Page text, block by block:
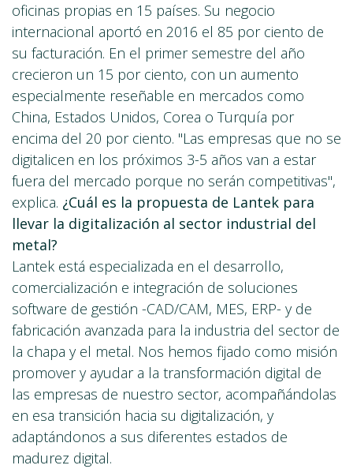
oficinas propias en 15 países. Su negocio
internacional aportó en 2016 el 85 por ciento de
su facturación. En el primer semestre del año
crecieron un 15 por ciento, con un aumento
especialmente reseñable en mercados como
China, Estados Unidos, Corea o Turquía por
encima del 20 por ciento. "Las empresas que no se
digitalicen en los próximos 3-5 años van a estar
fuera del mercado porque no serán competitivas",
explica. ¿Cuál es la propuesta de Lantek para
llevar la digitalización al sector industrial del
metal?
Lantek está especializada en el desarrollo,
comercialización e integración de soluciones
software de gestión -CAD/CAM, MES, ERP- y de
fabricación avanzada para la industria del sector de
la chapa y el metal. Nos hemos fijado como misión
promover y ayudar a la transformación digital de
las empresas de nuestro sector, acompañándolas
en esa transición hacia su digitalización, y
adaptándonos a sus diferentes estados de
madurez digital.